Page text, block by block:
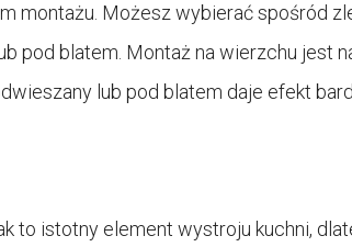
montażu. Możesz wybierać spośród
pod blatem. Montaż na wierzchu jest
lub pod blatem daje efekt
to istotny element wystroju kuchni,